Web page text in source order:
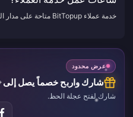
خدمة عملاء BitTopup متاحة على مدار الساعة طوال أيام الأسبوع 24/7.
عرض محدود
شارك واربح خصماً يصل إلى 10%
شارك لفتح عجلة الحظ.